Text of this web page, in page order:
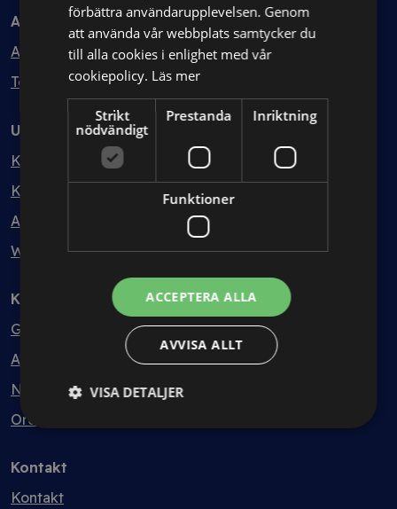
Avtal
Avtalshantering
Testa kostnadsfritt
Utbildning
Kurser
Kurspaket
Abonnemang
Webbinarium
Kunskapsbank
Guider
Avtalsmallar
Nyheter
Ordlista
Kontakt
Kontakt
förbättra användarupplevelsen. Genom
att använda vår webbplats samtycker du
till alla cookies i enlighet med vår
cookiepolicy. Läs mer
Strikt
nödvändigt
Prestanda Inriktning
Funktioner
ACCEPTERA ALLA
AVVISA ALLT
VISA DETALJER